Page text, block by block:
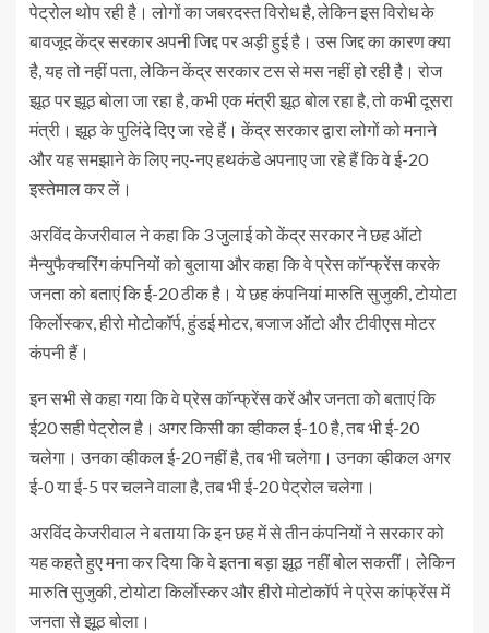
पेट्रोल थोप रही है। लोगों का जबरदस्त विरोध है, लेकिन इस विरोध के
बावजूद केंद्र सरकार अपनी जिद्द पर अड़ी हुई है। उस जिद्द का कारण क्या
है, यह तो नहीं पता, लेकिन केंद्र सरकार टस से मस नहीं हो रही है। रोज
झूठ पर झूठ बोला जा रहा है, कभी एक मंत्री झूठ बोल रहा है, तो कभी दूसरा
मंत्री। झूठ के पुलिंदे दिए जा रहे हैं। केंद्र सरकार द्वारा लोगों को मनाने
और यह समझाने के लिए नए-नए हथकंडे अपनाए जा रहे हैं कि वे ई-20
इस्तेमाल कर लें।
अरविंद केजरीवाल ने कहा कि 3 जुलाई को केंद्र सरकार ने छह ऑटो
मैन्युफैक्चरिंग कंपनियों को बुलाया और कहा कि वे प्रेस कॉन्फ्रेंस करके
जनता को बताएं कि ई-20 ठीक है। ये छह कंपनियां मारुति सुजुकी, टोयोटा
किर्लाेस्कर, हीरो मोटोकॉर्प, हुंडई मोटर, बजाज ऑटो और टीवीएस मोटर
कंपनी हैं।
इन सभी से कहा गया कि वे प्रेस कॉन्फ्रेंस करें और जनता को बताएं कि
ई20 सही पेट्रोल है। अगर किसी का व्हीकल ई-10 है, तब भी ई-20
चलेगा। उनका व्हीकल ई-20 नहीं है, तब भी चलेगा। उनका व्हीकल अगर
ई-0 या ई-5 पर चलने वाला है, तब भी ई-20 पेट्रोल चलेगा।
अरविंद केजरीवाल ने बताया कि इन छह में से तीन कंपनियों ने सरकार को
यह कहते हुए मना कर दिया कि वे इतना बड़ा झूठ नहीं बोल सकतीं। लेकिन
मारुति सुजुकी, टोयोटा किर्लाेस्कर और हीरो मोटोकॉर्प ने प्रेस कांफ्रेंस में
जनता से झूठ बोला।